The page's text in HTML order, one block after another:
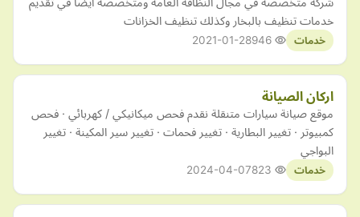
خدمات تنظيف بالبخار وكذلك تنظيف الخزانات
خدمات 2021-01-28
اركان الصيانة
موقع صيانة سيارات متنقلة نقدم فحص ميكانيكي / كهربائي · فحص
كمبيوتر · تغيير البطارية · تغيير فحمات · تغيير سير المكينة · تغيير
البواجي
خدمات 2024-04-07